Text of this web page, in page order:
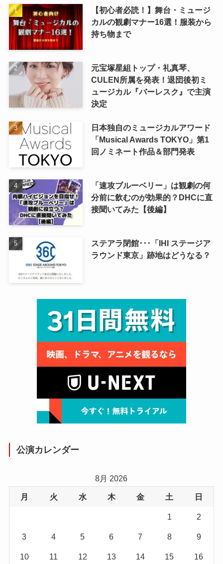
【初心者必読！】舞台・ミュージ
カルの観劇マナー16選！服装から
持ち物まで
元宝塚星組トップ・礼真琴、
CULEN所属を発表！退団後初ミ
ュージカル『バーレスク』で主演
決定
日本独自のミュージカルアワード
「Musical Awards TOKYO」第1
回ノミネート作品＆部門発表
「速攻ブルーベリー」は観劇の何
分前に飲むのが効果的？DHCに直
接聞いてみた【後編】
ステアラ閉館･･･「IHI ステージア
ラウンド東京」跡地はどうなる？
公演カレンダー
8月 2026
月 火 水 木 金 土 日
1 2
3 4 5 6 7 8 9
10 11 12 13 14 15 16